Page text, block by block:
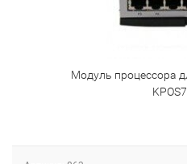
Модуль процессора